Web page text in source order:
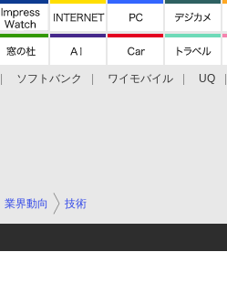
ソフトバンク ワイモバイル UQ
業界動向 技術